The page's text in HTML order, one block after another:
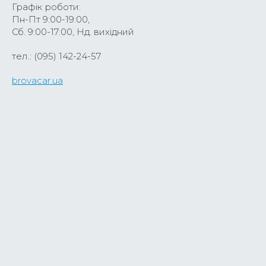
Графік роботи:
Пн-Пт 9:00-19:00,
Сб. 9:00-17:00, Нд. вихідний
тел.: (095) 142-24-57
brovacar.ua